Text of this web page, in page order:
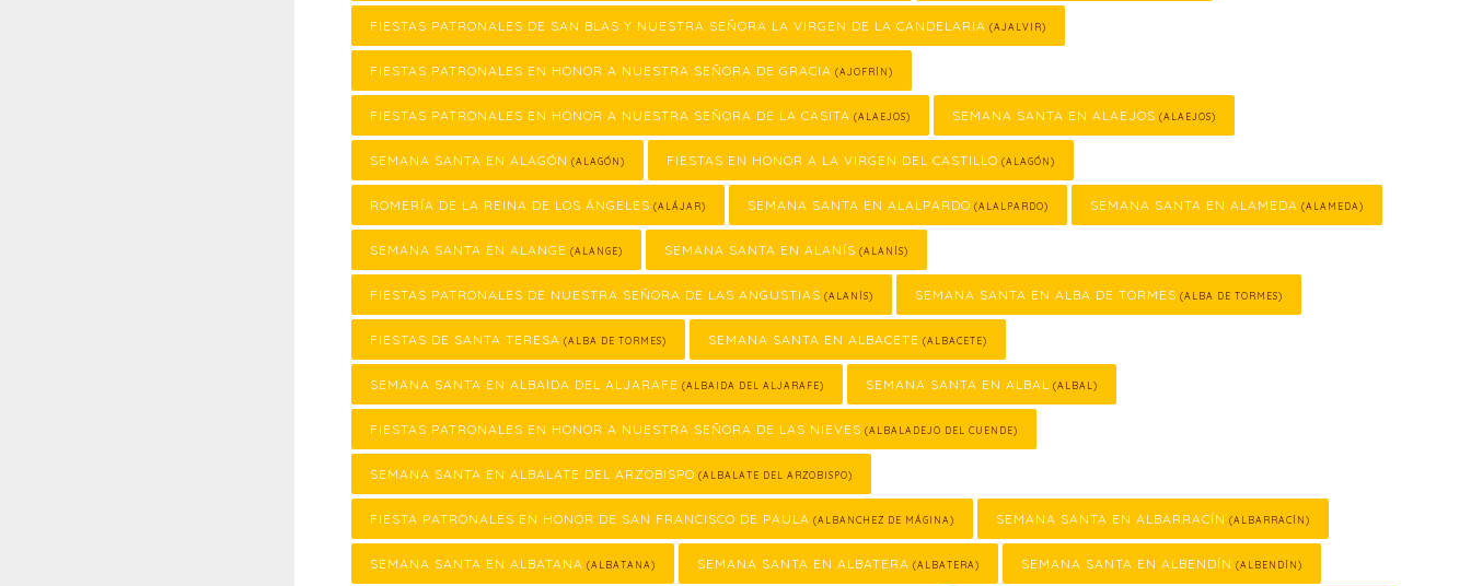
FIESTAS PATRONALES DE SAN BLAS Y NUESTRA SEÑORA LA VIRGEN DE LA CANDELARIA (AJALVIR)
FIESTAS PATRONALES EN HONOR A NUESTRA SEÑORA DE GRACIA (AJOFRÍN)
FIESTAS PATRONALES EN HONOR A NUESTRA SEÑORA DE LA CASITA (ALAEJOS) SEMANA SANTA EN ALAEJOS (ALAEJOS)
SEMANA SANTA EN ALAGÓN (ALAGÓN) FIESTAS EN HONOR A LA VIRGEN DEL CASTILLO (ALAGÓN)
ROMERÍA DE LA REINA DE LOS ÁNGELES (ALÁJAR) SEMANA SANTA EN ALALPARDO (ALALPARDO) SEMANA SANTA EN ALAMEDA (ALAMEDA)
SEMANA SANTA EN ALANGE (ALANGE) SEMANA SANTA EN ALANÍS (ALANÍS)
FIESTAS PATRONALES DE NUESTRA SEÑORA DE LAS ANGUSTIAS (ALANÍS) SEMANA SANTA EN ALBA DE TORMES (ALBA DE TORMES)
FIESTAS DE SANTA TERESA (ALBA DE TORMES) SEMANA SANTA EN ALBACETE (ALBACETE)
SEMANA SANTA EN ALBAIDA DEL ALJARAFE (ALBAIDA DEL ALJARAFE) SEMANA SANTA EN ALBAL (ALBAL)
FIESTAS PATRONALES EN HONOR A NUESTRA SEÑORA DE LAS NIEVES (ALBALADEJO DEL CUENDE)
SEMANA SANTA EN ALBALATE DEL ARZOBISPO (ALBALATE DEL ARZOBISPO)
FIESTA PATRONALES EN HONOR DE SAN FRANCISCO DE PAULA (ALBANCHEZ DE MÁGINA) SEMANA SANTA EN ALBARRACÍN (ALBARRACÍN)
SEMANA SANTA EN ALBATANA (ALBATANA) SEMANA SANTA EN ALBATERA (ALBATERA) SEMANA SANTA EN ALBENDÍN (ALBENDÍN)